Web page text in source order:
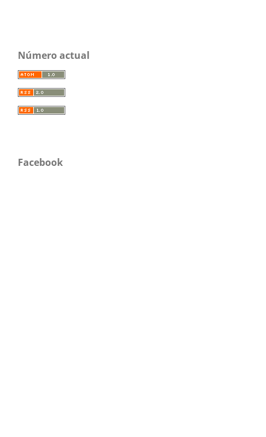
Número actual
Facebook